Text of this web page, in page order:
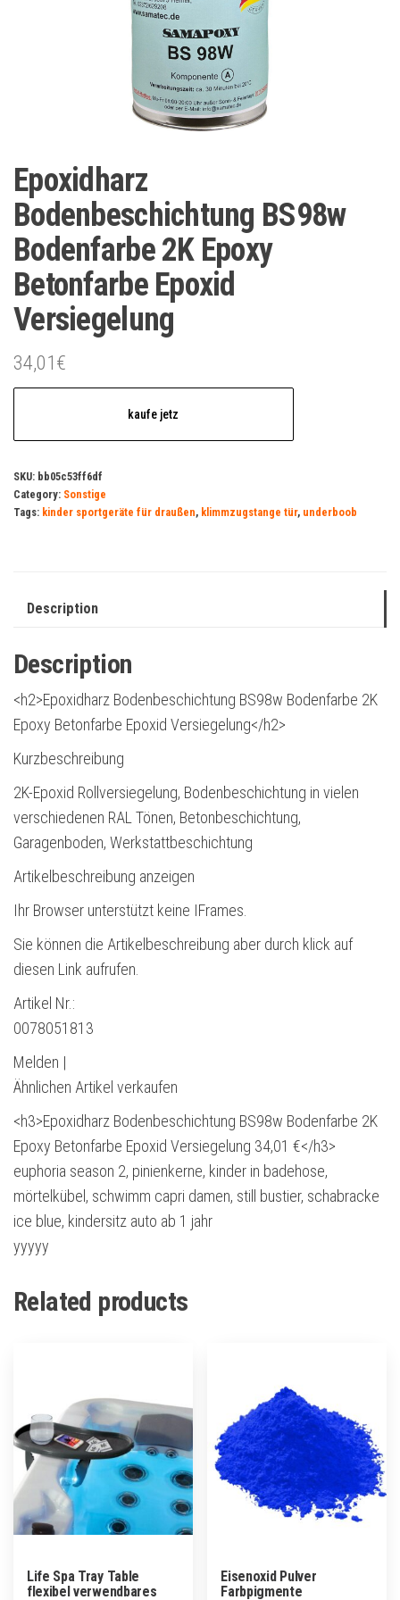
Epoxidharz
Bodenbeschichtung BS98w
Bodenfarbe 2K Epoxy
Betonfarbe Epoxid
Versiegelung
34,01€
kaufe jetz
SKU: bb05c53ff6df
Category: Sonstige
Tags: kinder sportgeräte für draußen, klimmzugstange tür, underboob
Description
Description
<h2>Epoxidharz Bodenbeschichtung BS98w Bodenfarbe 2K
Epoxy Betonfarbe Epoxid Versiegelung</h2>
Kurzbeschreibung
2K-Epoxid Rollversiegelung, Bodenbeschichtung in vielen
verschiedenen RAL Tönen, Betonbeschichtung,
Garagenboden, Werkstattbeschichtung
Artikelbeschreibung anzeigen
Ihr Browser unterstützt keine IFrames.
Sie können die Artikelbeschreibung aber durch klick auf
diesen Link aufrufen.
Artikel Nr.:
0078051813
Melden |
Ähnlichen Artikel verkaufen
<h3>Epoxidharz Bodenbeschichtung BS98w Bodenfarbe 2K
Epoxy Betonfarbe Epoxid Versiegelung 34,01 €</h3>
euphoria season 2, pinienkerne, kinder in badehose,
mörtelkübel, schwimm capri damen, still bustier, schabracke
ice blue, kindersitz auto ab 1 jahr
yyyyy
Related products
Life Spa Tray Table
flexibel verwendbares
Eisenoxid Pulver
Farbpigmente